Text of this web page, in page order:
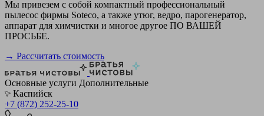
Мы привезем с собой компактный профессиональный
пылесос фирмы Soteco, а также утюг, ведро, парогенератор,
аппарат для химчистки и многое другое ПО ВАШЕЙ
ПРОСЬБЕ.
→ Рассчитать стоимость
Основные услуги Дополнительные
Каспийск
+7 (872) 252-25-10